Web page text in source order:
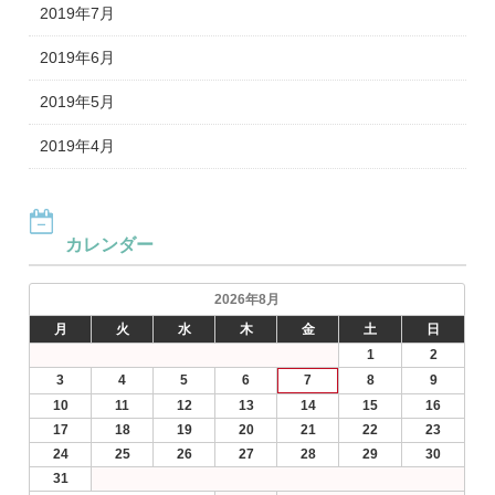
2019年7月
2019年6月
2019年5月
2019年4月
カレンダー
2026年8月
月
火 水 木 金 土
日
1
2
3
4 5 6 7 8
9
10
11 12 13 14 15
16
17
18 19 20 21 22
23
24
25 26 27 28 29
30
31